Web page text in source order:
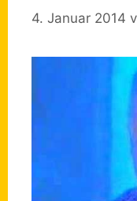
4. Januar 2014